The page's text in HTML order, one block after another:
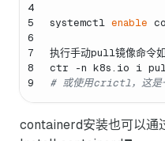
4
5
6
7
8
9
systemctl enable
执行手动pull镜像命令
ctr -n k8s.io i pull
# 或使用crictl，这是
containerd安装也可以通